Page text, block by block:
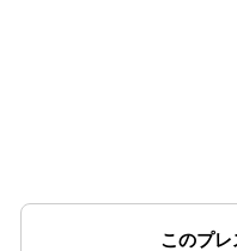
このプレ